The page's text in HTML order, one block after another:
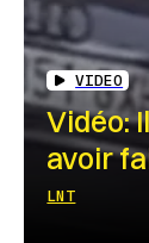
VIDEO
Vidéo:
avoir
LNT